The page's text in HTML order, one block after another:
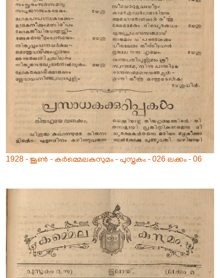
1928 - ജൂൺ - കർമ്മെലകുസുമം - പുസ്തകം - 026 ലക്കം - 06